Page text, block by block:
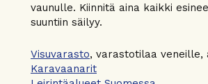
vaunulle. Kiinnitä aina kaikki
suuntiin säilyy.
Visuvarasto, varastotilaa veneille,
Karavaanarit